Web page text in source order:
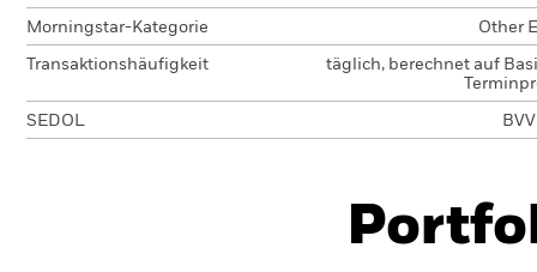
Morningstar-Kategorie Other
Transaktionshäufigkeit
täglich, berechnet auf
SEDOL